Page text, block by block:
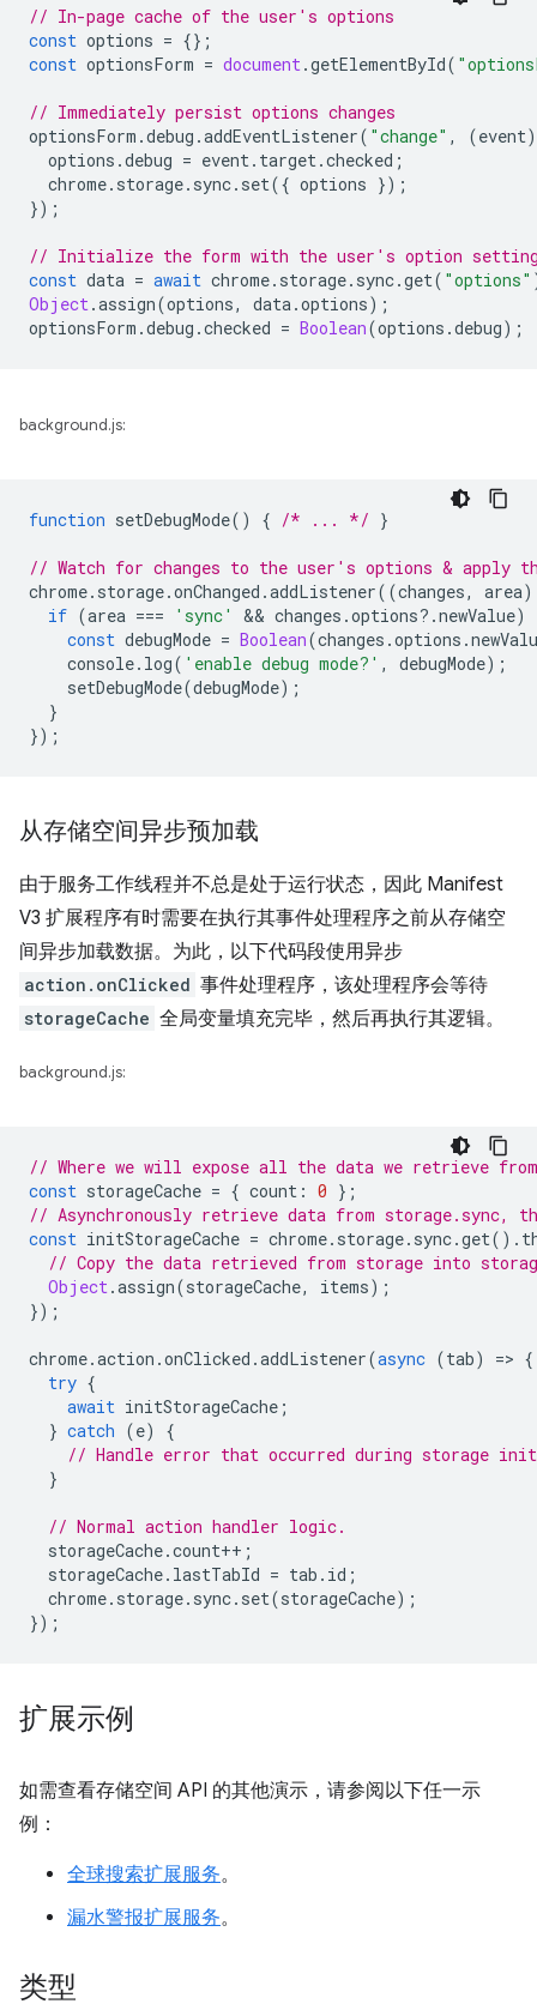
// In-page cache of the user's options
const options = {};
const optionsForm = document.getElementById(
// Immediately persist options changes
optionsForm .debug .addEventListener( "change" , (event)
options .debug = event. target.checked ;
chrome. storage. sync. set({ options });
});
// Initialize the form with the user's option
const data = await chrome. storage. sync.get( "options"
Object.assign(options, data.options);
optionsForm .debug .checked = Boolean(options .debug);
background.js:
function setDebugMode() { /* ... */ }
// Watch for changes to the user's options & apply
chrome. storage.onChanged .addListener((changes, area)
if (area === 'sync' && changes .options? .newValue)
const debugMode = Boolean(changes .options .
console. log( 'enable debug mode?' , debugMode);
setDebugMode(debugMode);
}
});
从存储空间异步预加载
由于服务工作线程并不总是处于运行状态，因此 Manifest
V3 扩展程序有时需要在执行其事件处理程序之前从存储空
间异步加载数据。为此，以下代码段使用异步
action.onClicked 事件处理程序，该处理程序会等待
storageCache 全局变量填充完毕，然后再执行其逻辑。
background.js:
// Where we will expose all the data we retrieve
const storageCache = { count : 0 };
// Asynchronously retrieve data from storage.sync,
const initStorageCache = chrome. storage. sync.get().
// Copy the data retrieved from storage into
Object.assign(storageCache, items);
});
chrome.action .onClicked .addListener(async (tab) => {
try {
await initStorageCache ;
} catch (e)
{
// Handle error that occurred during storage
}
// Normal action handler logic.
storageCache.count++ ;
storageCache. lastTabId = tab . id ;
chrome. storage. sync. set(storageCache);
});
扩展示例
如需查看存储空间 API 的其他演示，请参阅以下任一示
例：
全球搜索扩展服务。
漏水警报扩展服务。
类型